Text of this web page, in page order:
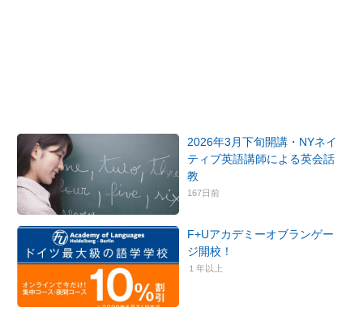
2026年3月下旬開講・NYネイ
ティブ英語講師による英会話
教
167日前
F+Uアカデミーオブランゲー
ジ開校！
１年以上